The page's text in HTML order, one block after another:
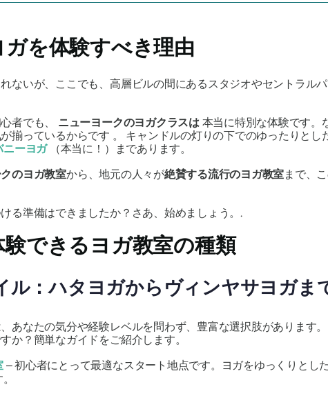
を体験すべき理由
ないが、ここでも、高層ビルの間にあるスタジオやセントラル
者でも、 ニューヨークのヨガクラスは本当に特別な体験です。
揃っているからです 。
キャンドルの灯りの下でのゆったりと
ニーヨガ（本当に！）まであります。
のヨガ教室から、地元の人々が絶賛する流行のヨガ教室まで、
る準備はできましたか？さあ、始めましょう。.
できるヨガ教室の種類
ル：ハタヨガからヴィンヤサヨガま
あなたの気分や経験レベルを問わず、豊富な選択肢があります
か？簡単なガイドをご紹介します。
– 初心者にとって最適なスタート地点です。ヨガをゆっくりとし